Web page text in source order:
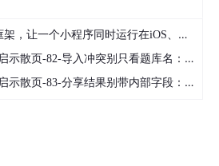
行在iOS、安卓、鸿蒙以及PC客户端，实现一次开发多端运行的效果
导入冲突别只看题库名：用 sourceId 和摘要判断重复
享结果别带内部字段：用 SharePayload 白名单构建文本